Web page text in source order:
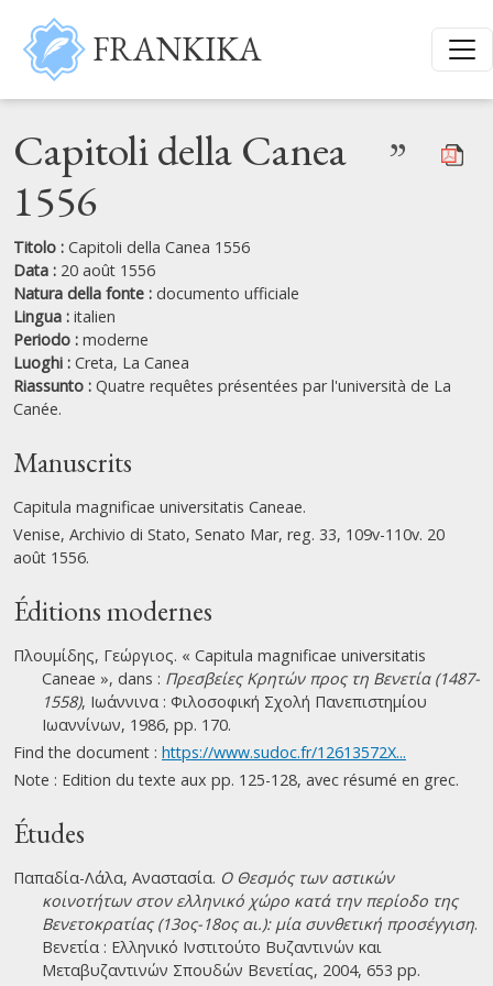
Salta al contenuto principale
FRANKIKA
Capitoli della Canea
1556
”
Titolo : Capitoli della Canea 1556
Data : 20 août 1556
Natura della fonte : documento ufficiale
Lingua : italien
Periodo : moderne
Luoghi : Creta, La Canea
Riassunto : Quatre requêtes présentées par l'università de La
Canée.
Manuscrits
Capitula magnificae universitatis Caneae.
Venise, Archivio di Stato, Senato Mar, reg. 33, 109v-110v. 20
août 1556.
Éditions modernes
Πλουμίδης, Γεώργιος. « Capitula magnificae universitatis
Caneae », dans : Πρεσβείες Κρητών προς τη Βενετία (1487-
1558), Ιωάννινα : Φιλοσοφική Σχολή Πανεπιστημίου
Ιωαννίνων, 1986, pp. 170.
Find the document : https://www.sudoc.fr/12613572X...
Note : Edition du texte aux pp. 125-128, avec résumé en grec.
Études
Παπαδία-Λάλα, Αναστασία. Ο Θεσμός των αστικών
κοινοτήτων στον ελληνικό χώρο κατά την περίοδο της
Βενετοκρατίας (13ος-18ος αι.): μία συνθετική προσέγγιση.
Βενετία : Ελληνικό Ινστιτούτο Βυζαντινών και
Μεταβυζαντινών Σπουδών Βενετίας, 2004, 653 pp.